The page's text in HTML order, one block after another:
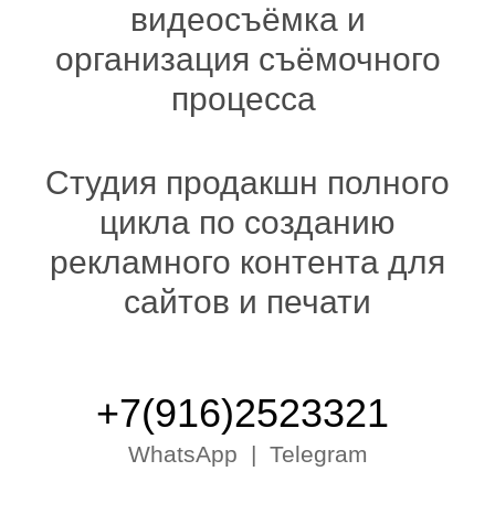
видеосъёмка и
организация съёмочного
процесса
Студия продакшн полного
цикла по созданию
рекламного контента для
сайтов и печати
+7(916)2523321
WhatsApp | Telegram